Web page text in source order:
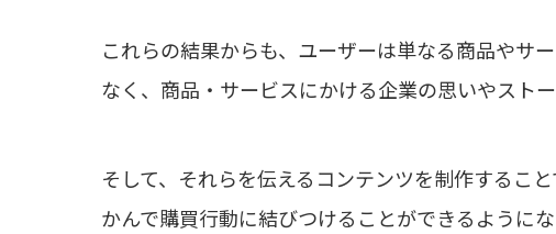
これらの結果からも、ユーザーは単なる商品やサ
なく、商品・サービスにかける企業の思いやスト
そして、それらを伝えるコンテンツを制作するこ
かんで購買行動に結びつけることができるようにな